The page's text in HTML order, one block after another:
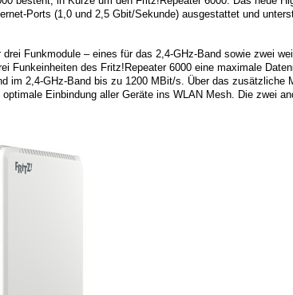
Ports (1,0 und 2,5 Gbit/Sekunde) ausgestattet und
Funkmodule – eines für das 2,4-GHz-Band sowie zwei
Funkeinheiten des Fritz!Repeater 6000 eine maximale
im 2,4-GHz-Band bis zu 1200 MBit/s. Über das zusätzliche
Einbindung aller Geräte ins WLAN Mesh. Die zwei